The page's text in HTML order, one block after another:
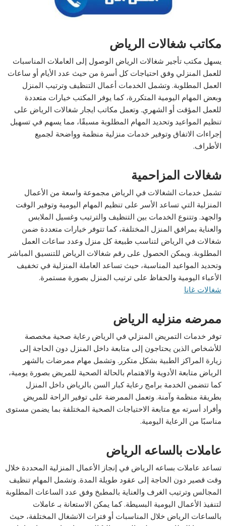
مكاتب شغالات الرياض
يسهل مكتب تأجير شغالات الرياض الوصول إلى العاملات المناسبات
للعمل المنزلي وفق احتياجات كل أسرة من حيث عدد الأيام أو ساعات
العمل المطلوبة. وتشمل الخدمات أعمال التنظيف وترتيب المنزل
وبعض المهام اليومية المتكررة، كما يوفر المكتب خيارات متعددة
للعمل المؤقت أو الشهري. وتعمل مكاتب ايجار شغالات الرياض على
تنظيم المواعيد وتحديد المهام المطلوبة مسبقًا، مما يسهم في تسهيل
إجراءات الاتفاق وتوفير خدمات منزلية منظمة وواضحة لجميع
الأطراف.
شغالات المزاحمية
تشمل خدمات الشغالات في الرياض مجموعة واسعة من الأعمال
المنزلية التي تساعد الأسر على تنظيم المهام اليومية وتوفير الوقت
والجهد. وتتنوع الخدمات بين التنظيف والترتيب وغسيل الملابس
والعناية بمرافق المنزل المختلفة، كما تتوفر خيارات متعددة ضمن
شغالات في الرياض لتناسب طبيعة كل منزل وعدد ساعات العمل
المطلوبة. ويمكن الحصول على رقم شغالات الرياض للتنسيق المباشر
وتحديد المواعيد المناسبة، حيث تساعد العاملة المنزلية في تخفيف
الأعباء اليومية والحفاظ على ترتيب المنزل بصورة مستمرة.
شغالات غانا
ممرضه منزليه الرياض
توفر خدمات التمريض المنزلي في الرياض رعاية صحية مخصصة
للأشخاص الذين يحتاجون إلى متابعة داخل المنزل دون الحاجة إلى
زيارة المراكز الطبية بشكل متكرر. وتشمل مهام ممرضات بالشهر
الرياض متابعة الأدوية والاهتمام بالحالة الصحية للمريض بصورة يومية،
كما تتضمن الخدمة برامج رعاية كبار السن بالرياض داخل المنزل
بطريقة منظمة وآمنة. وتعمل الممرضة على توفير الراحة للمريض
وأفراد أسرته مع متابعة الاحتياجات الصحية المختلفة بما يضمن مستوى
مناسبًا من الرعاية اليومية.
عاملات بالساعه الرياض
تساعد عاملات بساعه الرياض في إنجاز الأعمال المنزلية المحددة خلال
وقت قصير دون الحاجة إلى عقود طويلة المدة. وتشمل المهام تنظيف
المجالس وترتيب الغرف والعناية بالمطبخ وفق عدد الساعات المطلوبة
لتنفيذ الأعمال اليومية البسيطة. كما يمكن الاستعانة بـ عاملات
بالساعات الرياض خلال المناسبات أو فترات الانشغال المختلفة، حيث